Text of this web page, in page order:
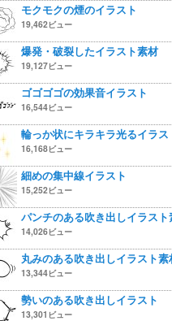
モクモクの煙のイラスト
19,462ビュー
爆発・破裂したイラスト素材
19,127ビュー
ゴゴゴゴの効果音イラスト
16,544ビュー
輪っか状にキラキラ光るイラス
16,168ビュー
細めの集中線イラスト
15,252ビュー
パンチのある吹き出しイラスト
14,026ビュー
丸みのある吹き出しイラスト素
13,344ビュー
勢いのある吹き出しイラスト
13,301ビュー